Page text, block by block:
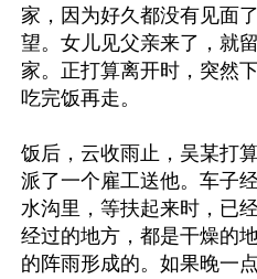
家，因为好久都没有见面
望。女儿见父亲来了，就
家。正打算离开时，突然
吃完饭再走。
饭后，云收雨止，吴某打
派了一个雇工送他。车子
水沟里，等扶起来时，已
经过的地方，都是干燥的
的阵雨形成的。如果晚一